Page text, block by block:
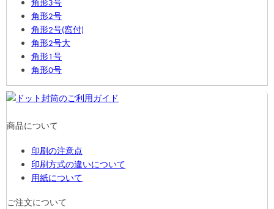
角形2号
角形2号(窓付)
角形2号大
角形1号
角形0号
商品について
印刷の注意点
印刷方式の違いについて
用紙について
ご注文について